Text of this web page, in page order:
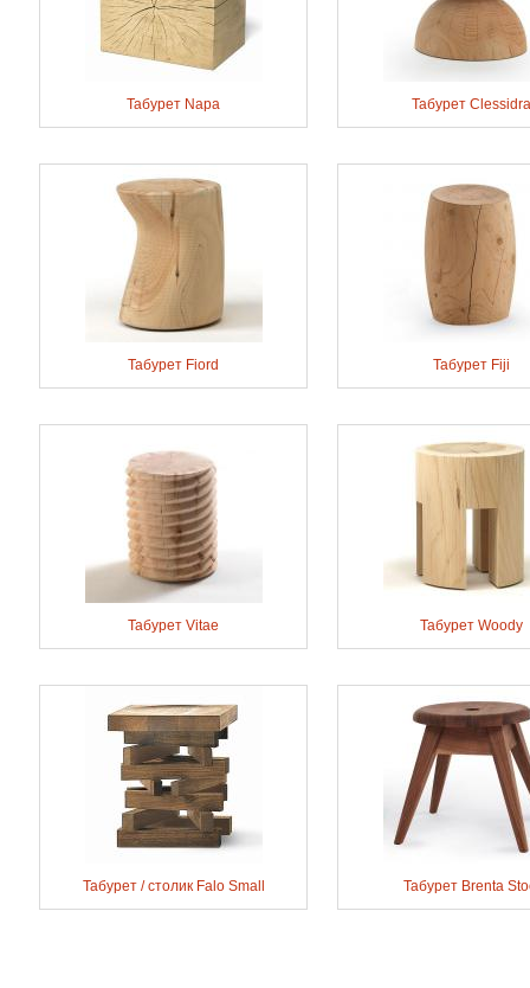
Табурет Napa Табурет Clessidra
Табурет Fiord Табурет Fiji
Табурет Vitae Табурет Woody
Табурет / столик Falо Small Табурет Brenta